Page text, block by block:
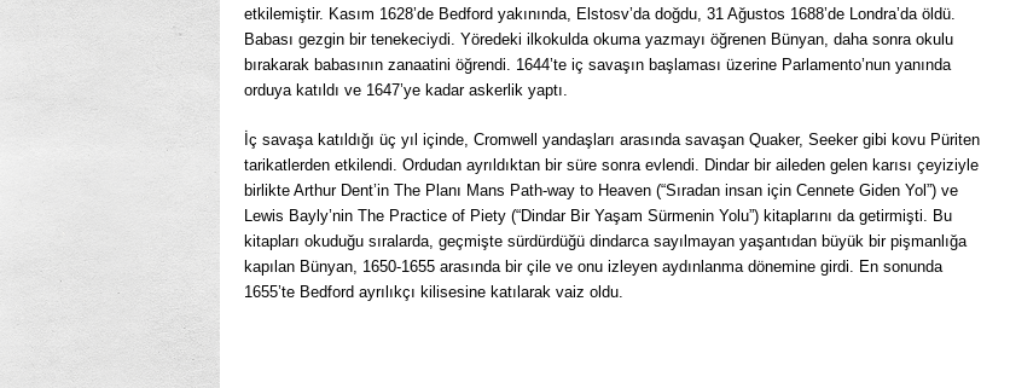
etkile­miştir. Kasım 1628’de Bedford yakınında, Elstosv’da doğdu, 31 Ağustos 1688’de Londra’da öldü.
Babası gezgin bir tenekeciydi. Yöredeki ilkokulda okuma yazmayı öğrenen Bünyan, daha sonra okulu
bıraka­rak babasının zanaatini öğrendi. 1644’te iç savaşın başlaması üzerine Parlamento’nun yanında
orduya katıldı ve 1647’ye kadar askerlik yaptı.
İç savaşa katıldığı üç yıl içinde, Cromwell yandaşları arasında savaşan Quaker, Seeker gibi kovu Püriten
tarikatlerden etkilendi. Ordudan ayrıldıktan bir süre sonra evlendi. Dindar bir aileden gelen karısı çeyiziyle
birlikte Arthur Dent’in The Planı Mans Path-way to Heaven (“Sıradan insan için Cennete Giden Yol”) ve
Lewis Bayly’nin The Practice of Piety (“Dindar Bir Yaşam Sürmenin Yolu”) kitaplarını da getirmişti. Bu
kitapları okuduğu sıralarda, geçmişte sürdürdüğü dindarca sayılmayan yaşantıdan büyük bir pişmanlığa
kapılan Bünyan, 1650-1655 arasında bir çile ve onu izleyen aydınlanma dönemine girdi. En sonunda
1655’te Bedford ayrılıkçı kilisesine katılarak vaiz oldu.